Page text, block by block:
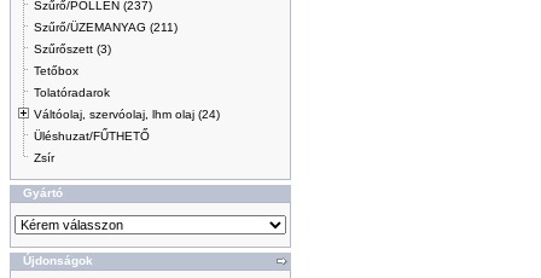
Szűrő/POLLEN (237)
Szűrő/ÜZEMANYAG (211)
Szűrőszett (3)
Tetőbox
Tolatóradarok
Váltóolaj, szervóolaj, lhm olaj (24)
Üléshuzat/FŰTHETŐ
Zsír
Gyártó
Újdonságok